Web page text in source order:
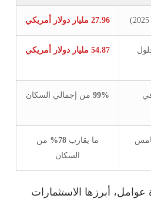
27.96 مليار دولار أمريكي
54.87 مليار دولار أمريكي
99%من إجمالي السكان
ما يقارب 78%
من
السكان
أبرزها الاستثمارات